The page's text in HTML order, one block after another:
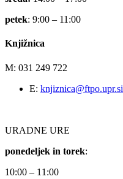
petek: 9:00 – 11:00
Knjižnica
M: 031 249 722
E: knjiznica@ftpo.upr.si
URADNE URE
ponedeljek in torek:
10:00 – 11:00